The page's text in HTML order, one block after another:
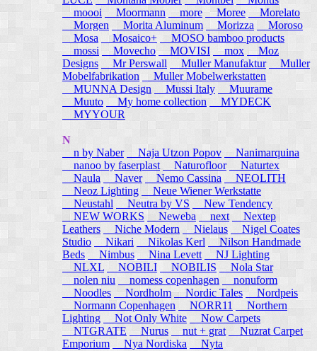
moooi
Moormann more Moree
Morelato
Morgen
Morita Aluminum Morizza
Moroso
Mosa
Mosaico+
MOSO bamboo products
mossi
Movecho MOVISI mox
Moz
Designs
Mr Perswall Muller Manufaktur
Muller
Mobelfabrikation
Muller Mobelwerkstatten
MUNNA Design
Mussi Italy
Muurame
Muuto My home collection
MYDECK
MYYOUR
N
n by Naber
Naja Utzon Popov
Nanimarquina
nanoo by faserplast
Naturofloor
Naturtex
Naula
Naver Nemo Cassina
NEOLITH
Neoz Lighting
Neue Wiener Werkstatte
Neustahl
Neutra by VS
New Tendency
NEW WORKS
Neweba next
Nextep
Leathers
Niche Modern Nielaus
Nigel Coates
Studio
Nikari Nikolas Kerl
Nilson Handmade
Beds
Nimbus Nina Levett
NJ Lighting
NLXL
NOBILI NOBILIS
Nola Star
nolen niu
nomess copenhagen
nonuform
Noodles
Nordholm Nordic Tales
Nordpeis
Normann Copenhagen
NORR11
Northern
Lighting
Not Only White
Now Carpets
NTGRATE
Nurus nut + grat
Nuzrat Carpet
Emporium
Nya Nordiska Nyta